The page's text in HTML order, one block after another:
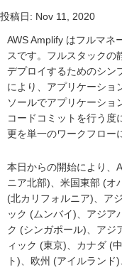
投稿日: Nov 11, 2020
AWS Amplify はフルマネ
スです。フルスタックの
デプロイするためのシン
により、アプリケーショ
ソールでアプリケーショ
コードコミットを行う度
更を単一のワークフロー
本日からの開始により、
ニア北部)、米国東部 (オ
(北カリフォルニア)、ア
ック (ムンバイ)、アジア
ク (シンガポール)、アジ
ィック (東京)、カナダ (
ト)、欧州 (アイルラン